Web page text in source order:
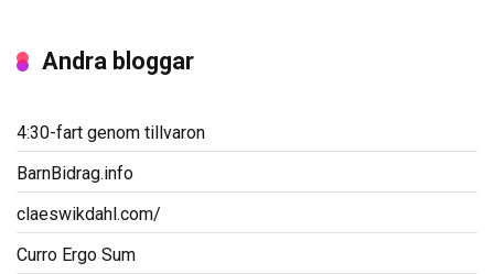
Andra bloggar
4:30-fart genom tillvaron
BarnBidrag.info
claeswikdahl.com/
Curro Ergo Sum